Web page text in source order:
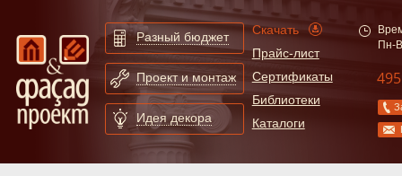
Разный бюджет
Проект и монтаж
Идея декора
Скачать
Прайс-лист
Сертификаты
Библиотеки
Каталоги
Пн-